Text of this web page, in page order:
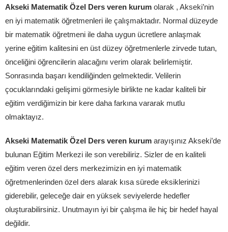
Akseki Matematik Özel Ders veren kurum olarak , Akseki’nin
en iyi matematik öğretmenleri ile çalışmaktadır. Normal düzeyde
bir matematik öğretmeni ile daha uygun ücretlere anlaşmak
yerine eğitim kalitesini en üst düzey öğretmenlerle zirvede tutan,
önceliğini öğrencilerin alacağını verim olarak belirlemiştir.
Sonrasında başarı kendiliğinden gelmektedir. Velilerin
çocuklarındaki gelişimi görmesiyle birlikte ne kadar kaliteli bir
eğitim verdiğimizin bir kere daha farkına vararak mutlu
olmaktayız.
Akseki Matematik Özel Ders veren kurum arayışınız Akseki’de
bulunan Eğitim Merkezi ile son verebiliriz. Sizler de en kaliteli
eğitim veren özel ders merkezimizin en iyi matematik
öğretmenlerinden özel ders alarak kısa sürede eksiklerinizi
giderebilir, geleceğe dair en yüksek seviyelerde hedefler
oluşturabilirsiniz. Unutmayın iyi bir çalışma ile hiç bir hedef hayal
değildir.